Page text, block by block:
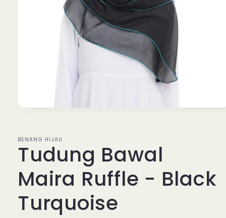
modal
BENANG HIJAU
Tudung Bawal
Maira Ruffle - Black
Turquoise